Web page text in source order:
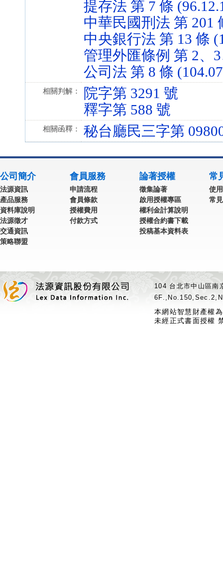
提存法 第 7 條
中華民國刑法 第 201
中央銀行法 第 13 條
管理外匯條例 第 2、
公司法 第 8 條
相關判解：
院字第 3291 號
釋字第 588 號
相關函釋： 秘台廳民三字第
公司簡介
法源資訊
產品服務
資料庫說明
法源徵才
交通資訊
策略聯盟
會員服務
申請流程
會員條款
授權費用
付款方式
論著授權
徵集論著
啟用授權專區
權利金計算說明
授權合約書下載
投稿基本資料表
常
使
常
104 台北市中山區
本網站智慧財產權
未經正式書面授權